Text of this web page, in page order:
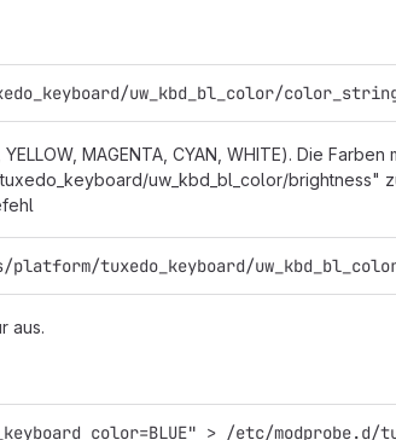
uw_kbd_bl_color/
YELLOW, MAGENTA, CYAN, WHITE). Die
uw_kbd_bl_color/brightness"
tuxedo_keyboard/
aus.
color=BLUE" > /etc/modprobe.d/